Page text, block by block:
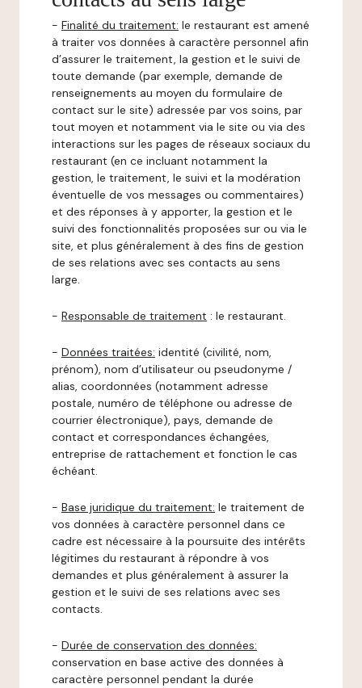
- Finalité du traitement: le restaurant est amené
à traiter vos données à caractère personnel afin
d’assurer le traitement, la gestion et le suivi de
toute demande (par exemple, demande de
renseignements au moyen du formulaire de
contact sur le site) adressée par vos soins, par
tout moyen et notamment via le site ou via des
interactions sur les pages de réseaux sociaux du
restaurant (en ce incluant notamment la
gestion, le traitement, le suivi et la modération
éventuelle de vos messages ou commentaires)
et des réponses à y apporter, la gestion et le
suivi des fonctionnalités proposées sur ou via le
site, et plus généralement à des fins de gestion
de ses relations avec ses contacts au sens
large.
- Responsable de traitement : le restaurant.
- Données traitées: identité (civilité, nom,
prénom), nom d’utilisateur ou pseudonyme /
alias, coordonnées (notamment adresse
postale, numéro de téléphone ou adresse de
courrier électronique), pays, demande de
contact et correspondances échangées,
entreprise de rattachement et fonction le cas
échéant.
- Base juridique du traitement: le traitement de
vos données à caractère personnel dans ce
cadre est nécessaire à la poursuite des intérêts
légitimes du restaurant à répondre à vos
demandes et plus généralement à assurer la
gestion et le suivi de ses relations avec ses
contacts.
- Durée de conservation des données:
conservation en base active des données à
caractère personnel pendant la durée